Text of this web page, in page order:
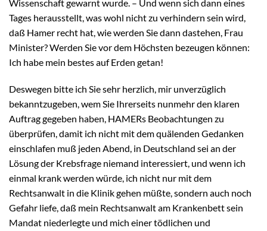
Wissenschaft gewarnt wurde. – Und wenn sich dann eines
Tages herausstellt, was wohl nicht zu verhindern sein wird,
daß Hamer recht hat, wie werden Sie dann dastehen, Frau
Minister? Werden Sie vor dem Höchsten bezeugen können:
Ich habe mein bestes auf Erden getan!
Deswegen bitte ich Sie sehr herzlich, mir unverzüglich
bekanntzugeben, wem Sie Ihrerseits nunmehr den klaren
Auftrag gegeben haben, HAMERs Beobachtungen zu
überprüfen, damit ich nicht mit dem quälenden Gedanken
einschlafen muß jeden Abend, in Deutschland sei an der
Lösung der Krebsfrage niemand interessiert, und wenn ich
einmal krank werden würde, ich nicht nur mit dem
Rechtsanwalt in die Klinik gehen müßte, sondern auch noch
Gefahr liefe, daß mein Rechtsanwalt am Krankenbett sein
Mandat niederlegte und mich einer tödlichen und